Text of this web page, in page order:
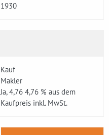
1930
Kauf
Makler
Ja, 4,76 4,76 % aus dem
Kaufpreis inkl. MwSt.